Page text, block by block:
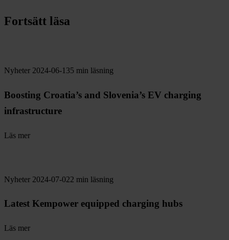
Fortsätt läsa
Nyheter 2024-06-135 min läsning
Boosting Croatia’s and Slovenia’s EV charging
infrastructure
Läs mer
Nyheter 2024-07-022 min läsning
Latest Kempower equipped charging hubs
Läs mer